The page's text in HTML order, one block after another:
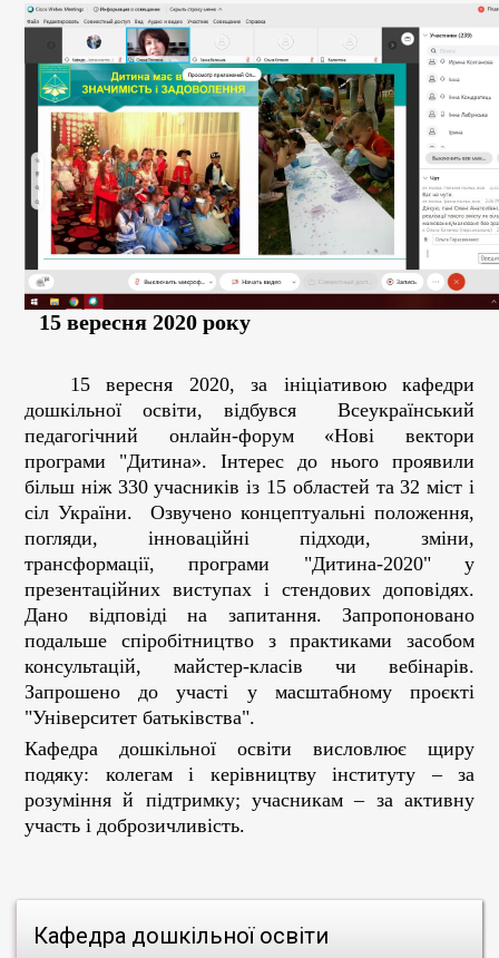
Кафедра дошкільної освіти
15 вересня 2020 року
15 вересня 2020, за ініціативою кафедри
дошкільної освіти, відбувся Всеукраїнський
педагогічний онлайн-форум «Нові вектори
програми "Дитина». Інтерес до нього проявили
більш ніж 330 учасників із 15 областей та 32 міст і
сіл України. Озвучено концептуальні положення,
погляди, інноваційні підходи, зміни,
трансформації, програми "Дитина-2020" у
презентаційних виступах і стендових доповідях.
Дано відповіді на запитання. Запропоновано
подальше спіробітництво з практиками засобом
консультацій, майстер-класів чи вебінарів.
Запрошено до участі у масштабному проєкті
"Університет батьківства".
Кафедра дошкільної освіти висловлює щиру
подяку: колегам і керівництву інституту – за
розуміння й підтримку; учасникам – за активну
участь і доброзичливість.